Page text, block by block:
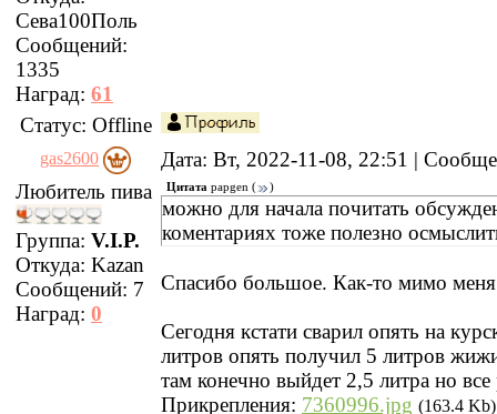
Сева100Поль
Сообщений:
1335
Наград: 61
Статус: Offline
gas2600
Дата: Вт, 2022-11-08, 22:51 |
Любитель пива
Группа: V.I.P.
Откуда: Kazan
Сообщений: 7
Наград: 0
Цитата papgen ( )
можно для начала почитать
коментариях тоже полезно
Спасибо большое. Как-то мимо
Сегодня кстати сварил опять на
литров опять получил 5 литров
там конечно выйдет 2,5 литра но все
Прикрепления: 7360996.jpg (163.4 Kb)